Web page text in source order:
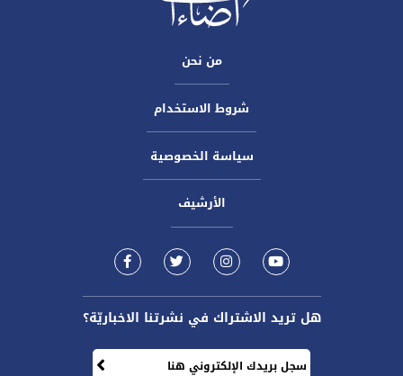
من نحن
شروط الاستخدام
سياسة الخصوصية
الأرشيف
هل تريد الاشتراك في نشرتنا الاخباريّة؟